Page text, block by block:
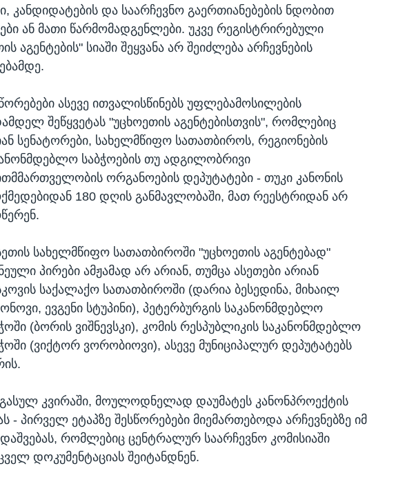
კანდიდატების და საარჩევნო გაერთიანებების ნდობით
ან მათი წარმომადგენლები. უკვე რეგისტრირებული
აგენტების" სიაში შეყვანა არ შეიძლება არჩევნების
ასევე ითვალისწინებს უფლებამოსილების
შეწყვეტას "უცხოეთის აგენტებისთვის", რომლებიც
სენატორები, სახელმწიფო სათათბიროს, რეგიონების
საბჭოების თუ ადგილობრივი
ორგანოების დეპუტატები - თუკი კანონის
180 დღის განმავლობაში, მათ რეესტრიდან არ
სახელმწიფო სათათბიროში "უცხოეთის აგენტებად"
პირები ამჟამად არ არიან, თუმცა ასეთები არიან
საქალაქო სათათბიროში (დარია ბესედინა, მიხაილ
ევგენი სტუპინი), პეტერბურგის საკანონმდებლო
(ბორის ვიშნევსკი), კომის რესპუბლიკის საკანონმდებლო
(ვიქტორ ვორობიოვი), ასევე მუნიციპალურ დეპუტატებს
გასულ კვირაში, მოულოდნელად დაუმატეს კანონპროექტის
- პირველ ეტაპზე შესწორებები მიემართებოდა არჩევნებზე იმ
რომლებიც ცენტრალურ საარჩევნო კომისიაში
დოკუმენტაციას შეიტანდნენ.